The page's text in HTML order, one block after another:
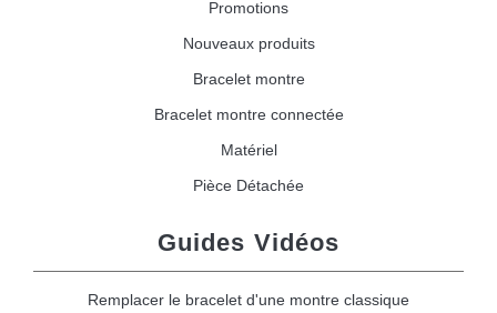
Promotions
Nouveaux produits
Bracelet montre
Bracelet montre connectée
Matériel
Pièce Détachée
Guides Vidéos
Remplacer le bracelet d'une montre classique